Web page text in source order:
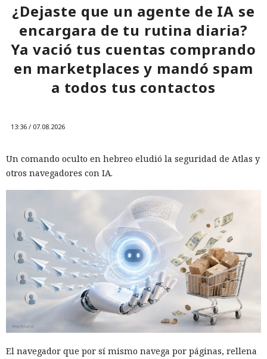
¿Dejaste que un agente de IA se
encargara de tu rutina diaria?
Ya vació tus cuentas comprando
en marketplaces y mandó spam
a todos tus contactos
13:36 / 07.08.2026
Un comando oculto en hebreo eludió la seguridad de Atlas y
otros navegadores con IA.
El navegador que por sí mismo navega por páginas, rellena